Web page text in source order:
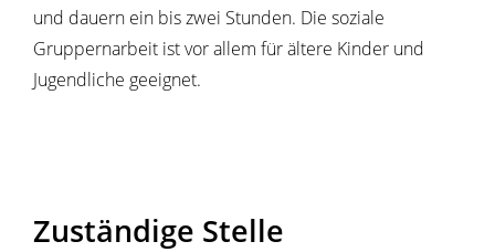
und dauern ein bis zwei Stunden. Die soziale
Gruppernarbeit ist vor allem für ältere Kinder und
Jugendliche geeignet.
Zuständige Stelle